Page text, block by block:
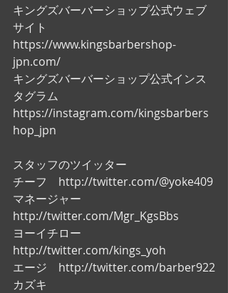
キングズバーバーショップ公式ウェブ
サイト
https://www.kingsbarbershop-
jpn.com/
キングズバーバーショップ公式インス
タグラム
https://instagram.com/kingsbarbers
hop_jpn
スタッフのツイッター
チーフ　http://twitter.com/@yoke409
マネージャー
http://twitter.com/Mgr_KgsBbs
ヨーイチロー
http://twitter.com/kings_yoh
エージ　http://twitter.com/barber922
カズキ